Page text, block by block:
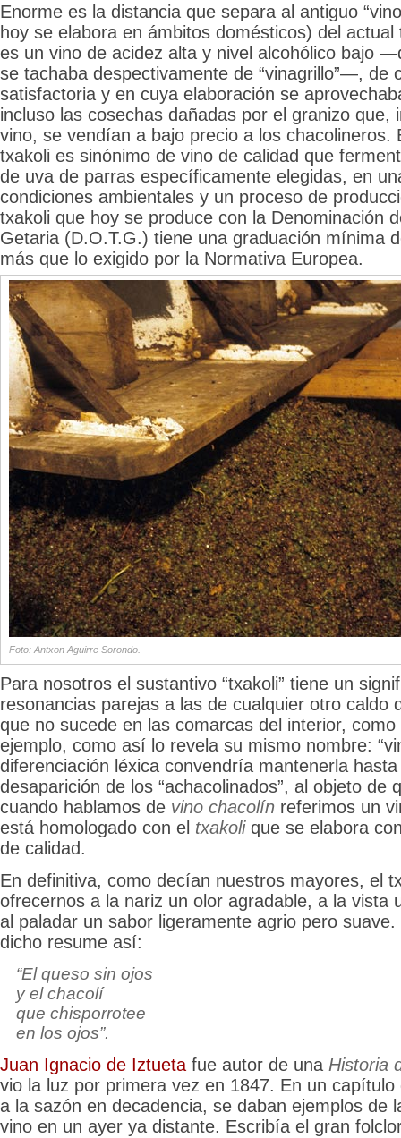
Enorme es la distancia que separa al antiguo
hoy se elabora en ámbitos domésticos) del
es un vino de acidez alta y nivel alcohólico bajo
se tachaba despectivamente de “vinagrillo”—, de
satisfactoria y en cuya elaboración se
incluso las cosechas dañadas por el granizo que,
vino, se vendían a bajo precio a los chacolineros.
txakoli es sinónimo de vino de calidad que
de uva de parras específicamente elegidas, en
condiciones ambientales y un proceso de
txakoli que hoy se produce con la Denominación
Getaria (D.O.T.G.) tiene una graduación mínima
más que lo exigido por la Normativa Europea.
Foto: Antxon Aguirre Sorondo.
Para nosotros el sustantivo “txakoli” tiene un
resonancias parejas a las de cualquier otro caldo
que no sucede en las comarcas del interior,
ejemplo, como así lo revela su mismo nombre:
diferenciación léxica convendría mantenerla
desaparición de los “achacolinados”, al objeto de
cuando hablamos de vino chacolín referimos un
está homologado con el txakolique se elabora
de calidad.
En definitiva, como decían nuestros mayores, el
ofrecernos a la nariz un olor agradable, a la vista
al paladar un sabor ligeramente agrio pero
dicho resume así:
“El queso sin ojos
y el chacolí
que chisporrotee
en los ojos”.
Juan Ignacio de Iztueta fue autor de una Historia
vio la luz por primera vez en 1847. En un capítulo
a la sazón en decadencia, se daban ejemplos de
vino en un ayer ya distante. Escribía el gran